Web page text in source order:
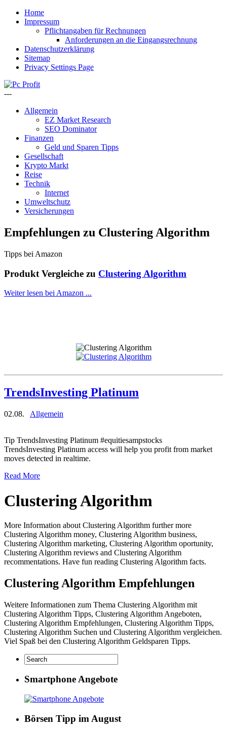
Home
Impressum
Pflichtangaben für Rechnungen
Anforderungen an die Eingangsrechnung
Datenschutzerklärung
Sitemap
Privacy Settings Page
---
Allgemein
EZ Market Research
SEO Dominator
Finanzen
Geld und Sparen Tipps
Gesellschaft
Krypto Markt
Reise
Technik
Internet
Umweltschutz
Versicherungen
Empfehlungen zu Clustering Algorithm
Tipps bei Amazon
Produkt Vergleiche zu Clustering Algorithm
Weiter lesen bei Amazon ...
TrendsInvesting Platinum
02.08. Allgemein
Tip TrendsInvesting Platinum #equitiesampstocks
TrendsInvesting Platinum access will help you profit from market
moves detected in realtime.
Read More
Clustering Algorithm
More Information about Clustering Algorithm further more
Clustering Algorithm money, Clustering Algorithm business,
Clustering Algorithm marketing, Clustering Algorithm oportunity,
Clustering Algorithm reviews and Clustering Algorithm
recommentations. Have fun reading Clustering Algorithm facts.
Clustering Algorithm Empfehlungen
Weitere Informationen zum Thema Clustering Algorithm mit
Clustering Algorithm Tipps, Clustering Algorithm Angeboten,
Clustering Algorithm Empfehlungen, Clustering Algorithm Tipps,
Clustering Algorithm Suchen und Clustering Algorithm vergleichen.
Viel Spaß bei den Clustering Algorithm Geldsparen Tipps.
Smartphone Angebote
Börsen Tipp im August